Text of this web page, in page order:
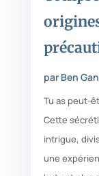
par Ben
Tu as peut-
Cette
intrigue,
une